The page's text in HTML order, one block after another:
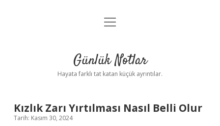
Anasayfa
Yasal Uyarı
menüyü
Günlük Notlar
Hayata farklı tat katan küçük ayrıntılar.
Kızlık Zarı Yırtılması Nasıl Belli Olur
Tarih: Kasım 30, 2024